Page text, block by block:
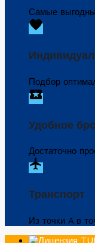
Самые
favorite
Подбор
local_activity
Удобное
Достаточно
flight
Транспорт
Из точки A в